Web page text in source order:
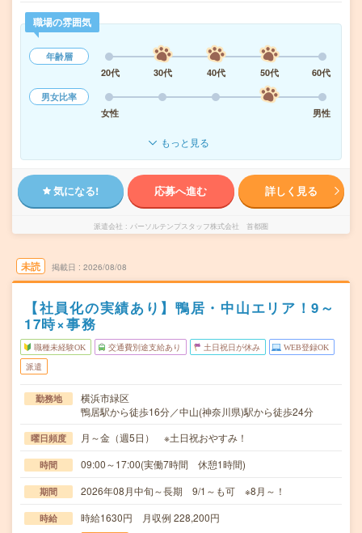
職場の雰囲気
年齢層
20代
30代 40代 50代
60代
男女比率
女性
男性
もっと見る
気になる! 応募へ進む 詳しく見る
派遣会社 パーソルテンプスタッフ株式会社 首都圏
未読 掲載日 2026/08/08
【社員化の実績あり】鴨居・中山エリア！9～
17時×事務
職種未経験OK 交通費別途支給あり 土日祝日が休み WEB登録OK
派遣
勤務地
横浜市緑区
鴨居駅から徒歩16分／中山(神奈川県)駅から徒歩24分
曜日頻度 月～金（週5日） ※土日祝おやすみ！
時間 09:00～17:00(実働7時間 休憩1時間)
期間 2026年08月中旬～長期 9/1～も可 ※8月～！
時給 時給1630円 月収例 228,200円